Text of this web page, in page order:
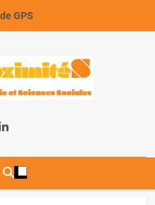
GPS